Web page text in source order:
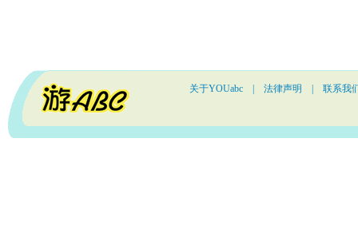
关于YOUabc 法律声明 联系我